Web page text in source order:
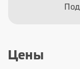
Цены